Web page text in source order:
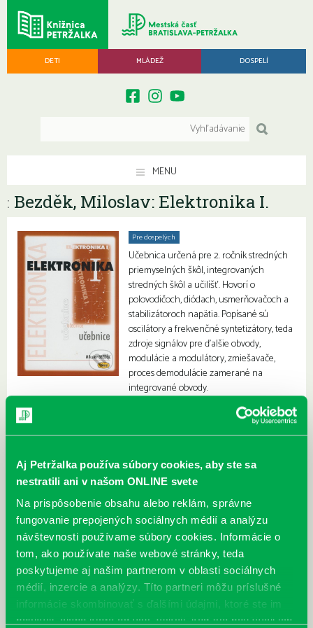
Aj Petržalka používa súbory cookies, aby ste sa
nestratili ani v našom ONLINE svete
Na prispôsobenie obsahu alebo reklám, správne
fungovanie prepojených sociálnych médií a analýzu
návštevnosti používame súbory cookies. Informácie o
tom, ako používate naše webové stránky, teda
poskytujeme aj našim partnerom v oblasti sociálnych
médií, inzercie a analýzy. Títo partneri môžu príslušné
informácie skombinovať s ďalšími údajmi, ktoré ste im
poskytli, alebo ktoré od vás získali, keď ste používali ich
DETI MLÁDEŽ DOSPELÍ
MENU
: Bezděk, Miloslav: Elektronika I.
Pre dospelých
Učebnica určená pre 2. ročník stredných
priemyselných škôl, integrovaných
stredných škôl a učilíšť. Hovorí o
polovodičoch, diódach, usmerňovačoch a
stabilizátoroch napätia. Popísané sú
oscilátory a frekvenčné syntetizátory, teda
zdroje signálov pre ďalšie obvody,
modulácie a modulátory, zmiešavače,
proces demodulácie zamerané na
integrované obvody.